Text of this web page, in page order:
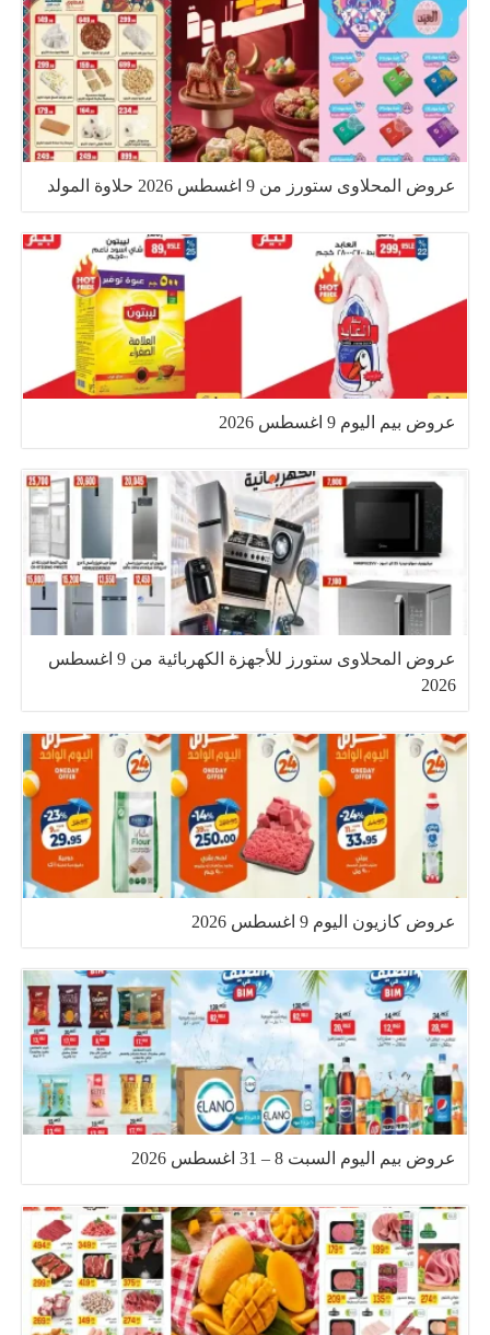
عروض المحلاوى ستورز من 9 اغسطس 2026 حلاوة المولد
عروض بيم اليوم 9 اغسطس 2026
عروض المحلاوى ستورز للأجهزة الكهربائية من 9 اغسطس
2026
عروض كازيون اليوم 9 اغسطس 2026
عروض بيم اليوم السبت 8 – 31 اغسطس 2026